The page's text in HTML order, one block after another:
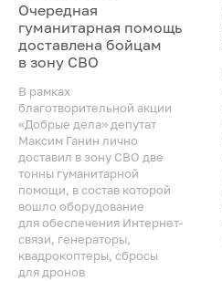
Очередная
гуманитарная помощь
доставлена бойцам
в зону СВО
В рамках
благотворительной акции
«Добрые дела» депутат
Максим Ганин лично
доставил в зону СВО две
тонны гуманитарной
помощи, в состав которой
вошло оборудование
для обеспечения Интернет-
связи, генераторы,
квадрокоптеры, сбросы
для дронов